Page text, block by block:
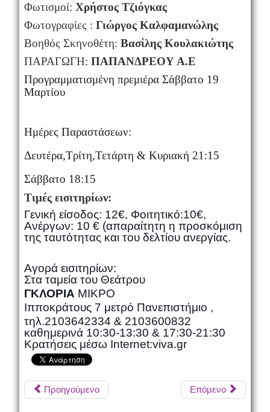
Φωτισμοί: Χρήστος Τζιόγκας
Φωτογραφίες : Γιώργος Καλφαμανώλης
Βοηθός Σκηνοθέτη: Bασίλης Κουλακιώτης
ΠΑΡΑΓΩΓΗ: ΠΑΠΑΝΔΡΕΟΥ Α.Ε
Προγραμματισμένη πρεμιέρα Σάββατο 19
Μαρτίου
Hμέρες Παραστάσεων:
Δευτέρα,Τρίτη,Τετάρτη & Κυριακή 21:15
Σάββατο 18:15
Τιμές εισιτηρίων:
Γενική είσοδος: 12€, Φοιτητικό:10€,
Ανέργων: 10 € (απαραίτητη η προσκόμιση
της ταυτότητας και του δελτίου ανεργίας.
Αγορά εισιτηρίων:
Στα ταμεία του Θεάτρου
ΓΚΛΟΡΙΑ ΜΙΚΡΟ
Ιπποκράτους 7 μετρό Πανεπιστήμιο ,
τηλ.2103642334 & 2103600832
καθημερινά 10:30-13:30 & 17:30-21:30
Κρατήσεις μέσω Internet:viva.gr
Προηγούμενο Επόμενο